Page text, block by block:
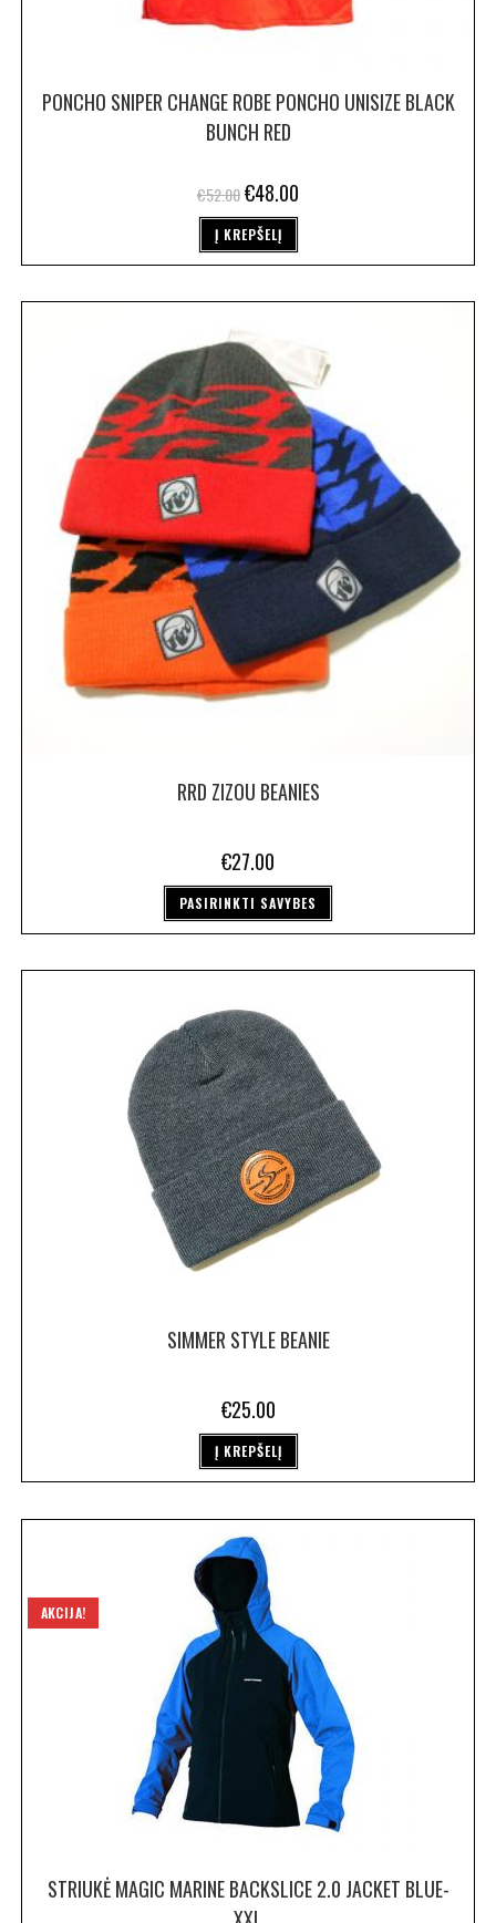
PONCHO SNIPER CHANGE ROBE PONCHO UNISIZE BLACK
BUNCH RED
€52.00€48.00
Į KREPŠELĮ
RRD ZIZOU BEANIES
€27.00
PASIRINKTI SAVYBES
SIMMER STYLE BEANIE
€25.00
Į KREPŠELĮ
AKCIJA!
STRIUKĖ MAGIC MARINE BACKSLICE 2.0 JACKET BLUE-